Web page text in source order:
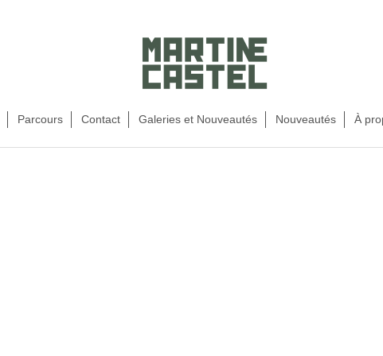
Parcours Contact Galeries et Nouveautés Nouveautés À